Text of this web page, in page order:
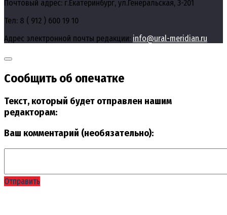
Почтовый адрес: г.Екатеринбург, ул.Генеральская, 3-201
Тел: 8 ( 912 ) 600 19 10
Адрес электронной почты редакции: info@ural-meridian.ru
Сообщить об опечатке
Текст, который будет отправлен нашим
редакторам:
Ваш комментарий (необязательно):
Отправить